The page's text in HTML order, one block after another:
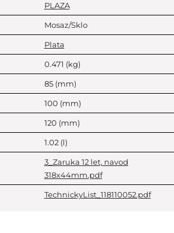
PLAZA
Mosaz/Sklo
Plata
0.471 (kg)
85 (mm)
100 (mm)
120 (mm)
1.02 (l)
3_Zaruka 12 let, navod
318x44mm.pdf
TechnickyList_118110052.pdf